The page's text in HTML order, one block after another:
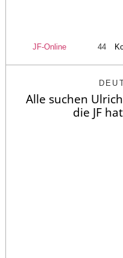
JF-Online 44
Alle suchen
die JF